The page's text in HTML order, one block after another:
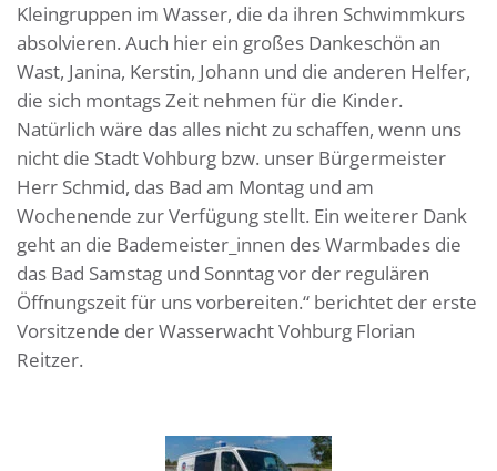
Kleingruppen im Wasser, die da ihren Schwimmkurs
absolvieren. Auch hier ein großes Dankeschön an
Wast, Janina, Kerstin, Johann und die anderen Helfer,
die sich montags Zeit nehmen für die Kinder.
Natürlich wäre das alles nicht zu schaffen, wenn uns
nicht die Stadt Vohburg bzw. unser Bürgermeister
Herr Schmid, das Bad am Montag und am
Wochenende zur Verfügung stellt. Ein weiterer Dank
geht an die Bademeister_innen des Warmbades die
das Bad Samstag und Sonntag vor der regulären
Öffnungszeit für uns vorbereiten.“ berichtet der erste
Vorsitzende der Wasserwacht Vohburg Florian
Reitzer.